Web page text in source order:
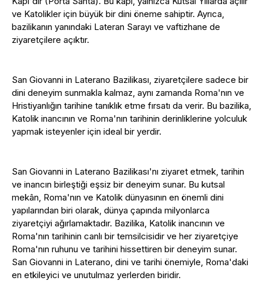
ve Katolikler için büyük bir dini öneme sahiptir. Ayrıca,
bazilikanın yanındaki Lateran Sarayı ve vaftizhane de
ziyaretçilere açıktır.
San Giovanni in Laterano Bazilikası, ziyaretçilere sadece bir
dini deneyim sunmakla kalmaz, aynı zamanda Roma'nın ve
Hristiyanlığın tarihine tanıklık etme fırsatı da verir. Bu bazilika,
Katolik inancının ve Roma'nın tarihinin derinliklerine yolculuk
yapmak isteyenler için ideal bir yerdir.
San Giovanni in Laterano Bazilikası'nı ziyaret etmek, tarihin
ve inancın birleştiği eşsiz bir deneyim sunar. Bu kutsal
mekân, Roma'nın ve Katolik dünyasının en önemli dini
yapılarından biri olarak, dünya çapında milyonlarca
ziyaretçiyi ağırlamaktadır. Bazilika, Katolik inancının ve
Roma'nın tarihinin canlı bir temsilcisidir ve her ziyaretçiye
Roma'nın ruhunu ve tarihini hissettiren bir deneyim sunar.
San Giovanni in Laterano, dini ve tarihi önemiyle, Roma'daki
en etkileyici ve unutulmaz yerlerden biridir.